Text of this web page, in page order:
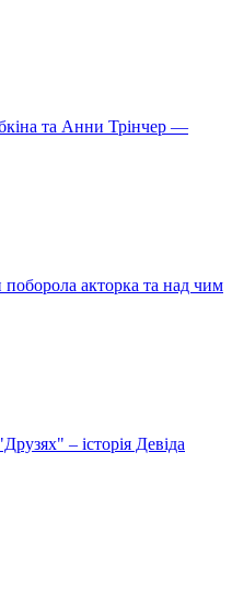
та Анни Трінчер —
акторка та над чим
– історія Девіда